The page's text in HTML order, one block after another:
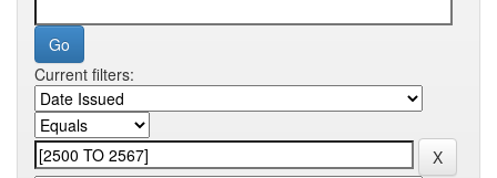
Current filters: